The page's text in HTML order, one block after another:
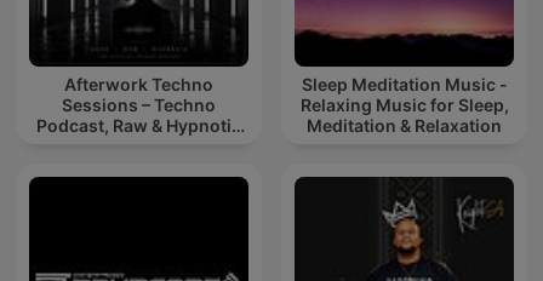
Afterwork Techno
Sessions – Techno
Podcast, Raw & Hypnotic
Sleep Meditation Music -
Relaxing Music for Sleep,
Meditation & Relaxation